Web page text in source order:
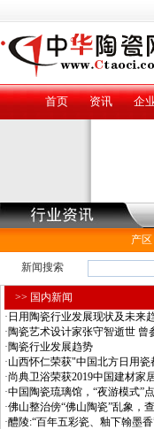
首页 资讯 企
产区
新闻搜索
>> 国内新闻
· 日用陶瓷行业发展现状及未来
·陶瓷艺术设计家张守智逝世 曾
·陶瓷行业发展趋势
·山西怀仁荣获"中国北方日用瓷
·尚典卫浴荣获2019中国建材家
·中国陶瓷琉璃馆，“夜游模式”
·佛山整治傍“佛山陶瓷”乱象，
·醴陵:“百年五彩瓷、釉下翰墨